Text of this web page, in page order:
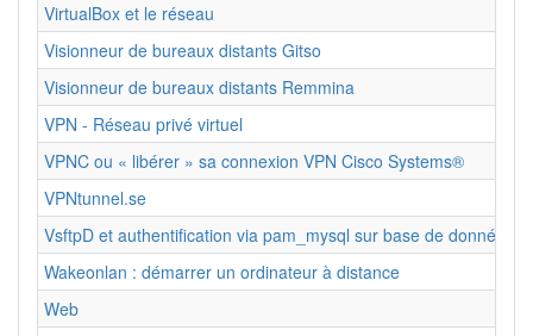
VirtualBox et le réseau
Visionneur de bureaux distants Gitso
Visionneur de bureaux distants Remmina
VPN - Réseau privé virtuel
VPNC ou « libérer » sa connexion VPN Cisco Systems®
VPNtunnel.se
VsftpD et authentification via pam_mysql sur base de données
Wakeonlan : démarrer un ordinateur à distance
Web